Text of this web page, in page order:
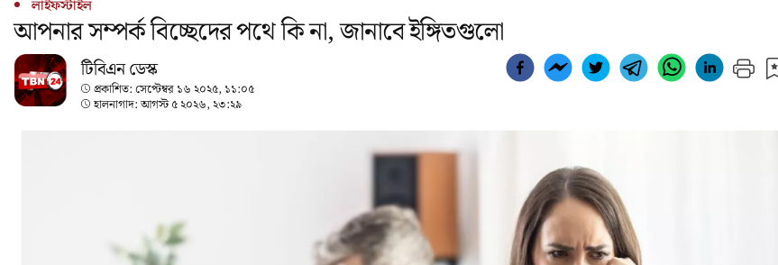
লাইফস্টাইল
আপনার সম্পর্ক বিচ্ছেদের পথে কি না, জানাবে ইঙ্গিতগুলো
টিবিএন ডেস্ক
প্রকাশিত: সেপ্টেম্বর ১৬ ২০২৫, ১১:০৫
হালনাগাদ:আগস্ট ৫ ২০২৬, ২৩:২৯